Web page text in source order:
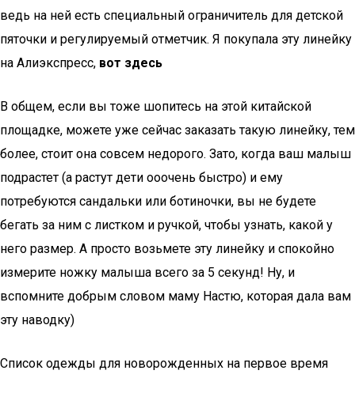
ведь на ней есть специальный ограничитель для детской
пяточки и регулируемый отметчик. Я покупала эту линейку
на Алиэкспресс, вот здесь
В общем, если вы тоже шопитесь на этой китайской
площадке, можете уже сейчас заказать такую линейку, тем
более, стоит она совсем недорого. Зато, когда ваш малыш
подрастет (а растут дети ооочень быстро) и ему
потребуются сандальки или ботиночки, вы не будете
бегать за ним с листком и ручкой, чтобы узнать, какой у
него размер. А просто возьмете эту линейку и спокойно
измерите ножку малыша всего за 5 секунд! Ну, и
вспомните добрым словом маму Настю, которая дала вам
эту наводку)
Список одежды для новорожденных на первое время